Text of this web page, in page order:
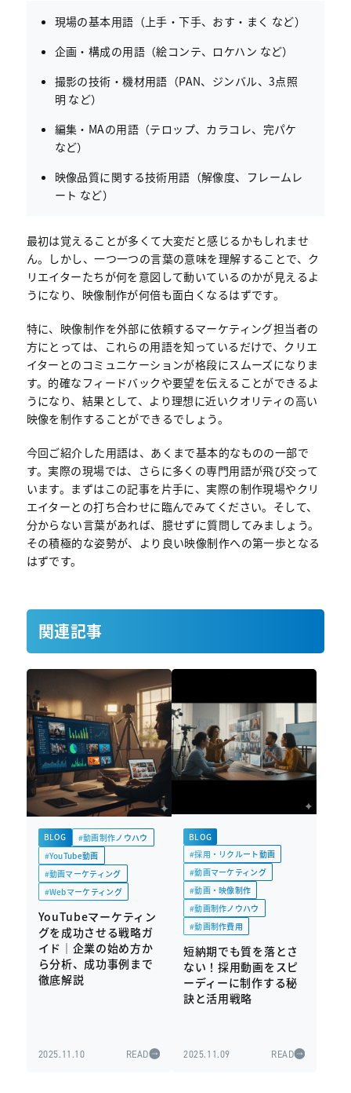
現場の基本用語（上手・下手、おす・まく など）
企画・構成の用語（絵コンテ、ロケハン など）
撮影の技術・機材用語（PAN、ジンバル、3点照
明 など）
編集・MAの用語（テロップ、カラコレ、完パケ
など）
映像品質に関する技術用語（解像度、フレームレ
ート など）
最初は覚えることが多くて大変だと感じるかもしれませ
ん。しかし、一つ一つの言葉の意味を理解することで、ク
リエイターたちが何を意図して動いているのかが見えるよ
うになり、映像制作が何倍も面白くなるはずです。
特に、映像制作を外部に依頼するマーケティング担当者の
方にとっては、これらの用語を知っているだけで、クリエ
イターとのコミュニケーションが格段にスムーズになりま
す。的確なフィードバックや要望を伝えることができるよ
うになり、結果として、より理想に近いクオリティの高い
映像を制作することができるでしょう。
今回ご紹介した用語は、あくまで基本的なものの一部で
す。実際の現場では、さらに多くの専門用語が飛び交って
います。まずはこの記事を片手に、実際の制作現場やクリ
エイターとの打ち合わせに臨んでみてください。そして、
分からない言葉があれば、臆せずに質問してみましょう。
その積極的な姿勢が、より良い映像制作への第一歩となる
はずです。
関連記事
BLOG
#動画制作ノウハウ
#YouTube動画
#動画マーケティング
#Webマーケティング
YouTubeマーケティン
グを成功させる戦略ガ
イド｜企業の始め方か
ら分析、成功事例まで
徹底解説
2025.11.10 READ
BLOG
#採用・リクルート動画
#動画マーケティング
#動画・映像制作
#動画制作ノウハウ
#動画制作費用
短納期でも質を落とさ
ない！採用動画をスピ
ーディーに制作する秘
訣と活用戦略
2025.11.09 READ